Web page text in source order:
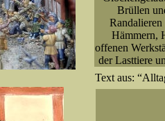
Brüllen
Hämmern,
offenen
der Lasttiere
Text aus: